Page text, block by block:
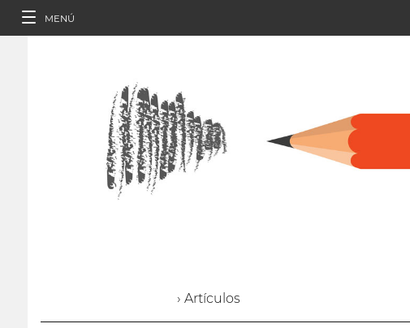
MENÚ
› Artículos